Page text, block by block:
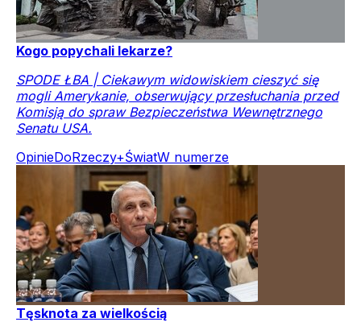
Kogo popychali lekarze?
SPODE ŁBA | Ciekawym widowiskiem cieszyć się
mogli Amerykanie, obserwujący przesłuchania przed
Komisją do spraw Bezpieczeństwa Wewnętrznego
Senatu USA.
OpinieDoRzeczy+ŚwiatW numerze
Tęsknota za wielkością